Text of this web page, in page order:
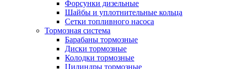
Форсунки дизельные
Шайбы и уплотнительные кольца
Сетки топливного насоса
Тормозная система
Барабаны тормозные
Диски тормозные
Колодки тормозные
Цилиндры тормозные